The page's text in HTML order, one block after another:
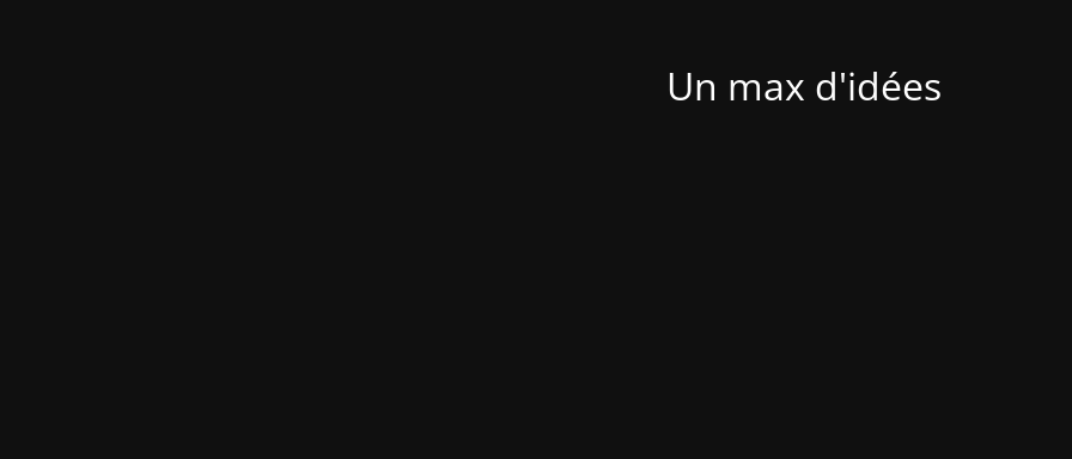
Un max d'idées